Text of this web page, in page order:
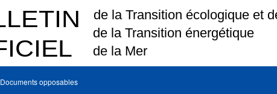
Documents opposables